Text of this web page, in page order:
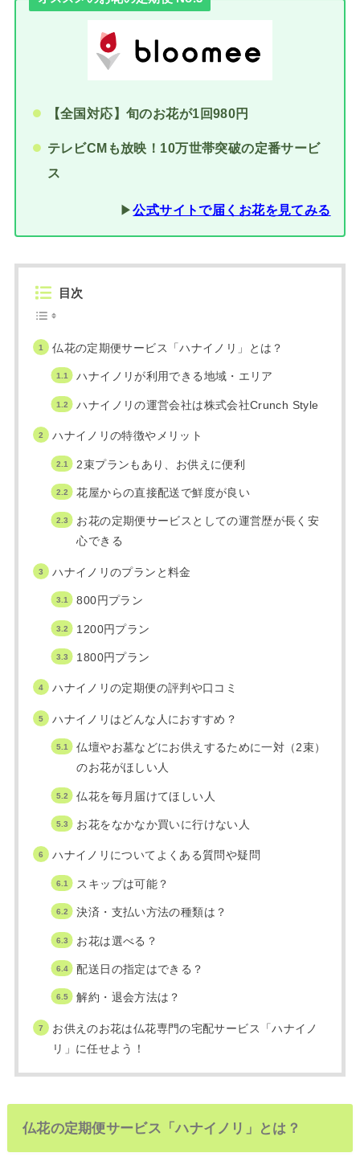
【全国対応】旬のお花が1回980円
テレビCMも放映！10万世帯突破の定番サービ
ス
▶︎公式サイトで届くお花を見てみる
目次
仏花の定期便サービス「ハナイノリ」とは？
ハナイノリが利用できる地域・エリア
ハナイノリの運営会社は株式会社Crunch Style
ハナイノリの特徴やメリット
2束プランもあり、お供えに便利
花屋からの直接配送で鮮度が良い
お花の定期便サービスとしての運営歴が長く安
心できる
ハナイノリのプランと料金
800円プラン
1200円プラン
1800円プラン
ハナイノリの定期便の評判や口コミ
ハナイノリはどんな人におすすめ？
仏壇やお墓などにお供えするために一対（2束）
のお花がほしい人
仏花を毎月届けてほしい人
お花をなかなか買いに行けない人
ハナイノリについてよくある質問や疑問
スキップは可能？
決済・支払い方法の種類は？
お花は選べる？
配送日の指定はできる？
解約・退会方法は？
お供えのお花は仏花専門の宅配サービス「ハナイノ
リ」に任せよう！
仏花の定期便サービス「ハナイノリ」とは？